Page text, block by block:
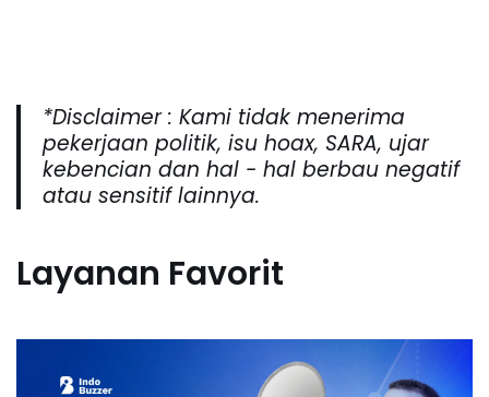
*Disclaimer : Kami tidak menerima
pekerjaan politik, isu hoax, SARA, ujar
kebencian dan hal - hal berbau negatif
atau sensitif lainnya.
Layanan Favorit